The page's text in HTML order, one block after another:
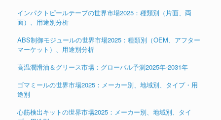
インパクトピールテープの世界市場2025：種類別（片面、両
面）、用途別分析
ABS制御モジュールの世界市場2025：種類別（OEM、アフター
マーケット）、用途別分析
高温潤滑油＆グリース市場：グローバル予測2025年-2031年
ゴマミールの世界市場2025：メーカー別、地域別、タイプ・用
途別
心筋検出キットの世界市場2025：メーカー別、地域別、タイ